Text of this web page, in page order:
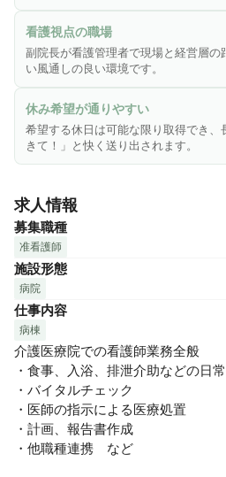
で、結婚・出産後も長く働くスタ
て中のママさん管理職も活躍してい
＊＋＊＋
全部署で「残業ほぼゼロ」を実現
り通していて、リフレッシュ目的
は「楽しんできて！」と、笑顔で
また、管理職にも育児経験者が多
きいことが魅力です！
妊娠中も無理がないように業務内
休・育休明けの働き方の相談にも
す。
【まずは見学からでもOK】
不安などあるかと思いますので、
見学のみでも可能です♪
お気軽にお問い合わせください！
スタッフが安心して長く働くこと
しています。
資格や経験を活かしながら心機一
リアスタートしませんか？
看護視点の職場
副院長が看護管理者で現場と経営層
い風通しの良い環境です。
休み希望が通りやすい
希望する休日は可能な限り取得でき
きて！」と快く送り出されます。
求人情報
募集職種
准看護師
施設形態
病院
仕事内容
病棟
介護医療院での看護師業務全般
・食事、入浴、排泄介助などの日
・バイタルチェック
・医師の指示による医療処置
・計画、報告書作成
・他職種連携　など